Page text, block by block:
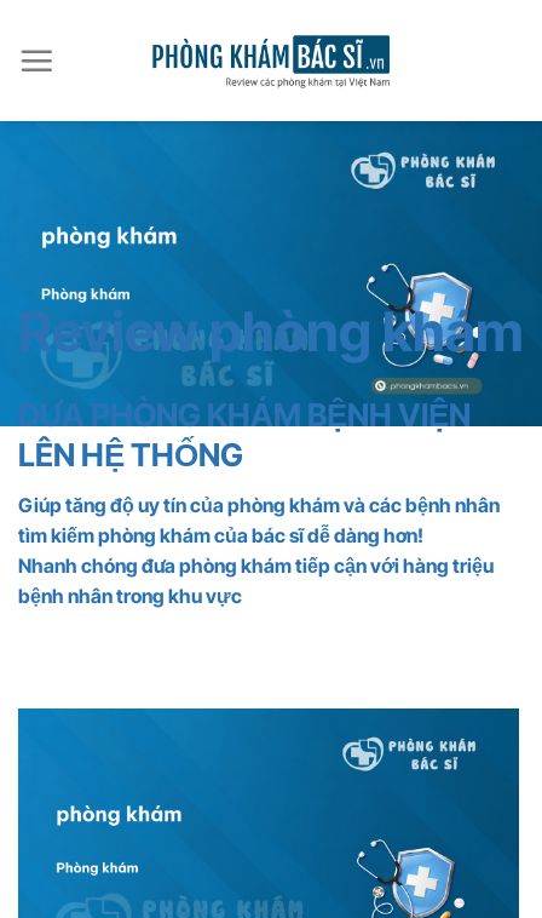
qua
nội
Review phòng khám
ĐƯA PHÒNG KHÁM BỆNH VIỆN
LÊN HỆ THỐNG
Giúp tăng độ uy tín của phòng khám và các bệnh nhân
tìm kiếm phòng khám của bác sĩ dễ dàng hơn!
Nhanh chóng đưa phòng khám tiếp cận với hàng triệu
bệnh nhân trong khu vực